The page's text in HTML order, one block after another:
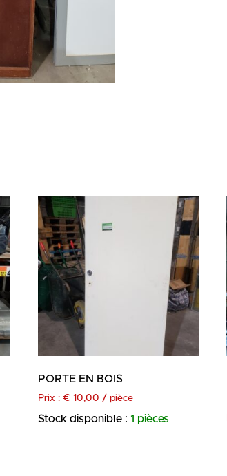
PORTE EN BOIS
Prix : € 10,00 / pièce
Stock disponible : 1 pièces